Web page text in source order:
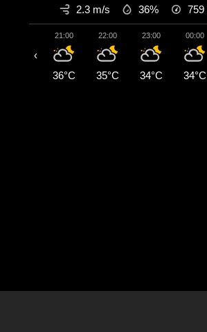
2.3 m/s 36% 759
21:00
36°C
22:00
35°C
23:00
34°C
00:00
34°C
‹